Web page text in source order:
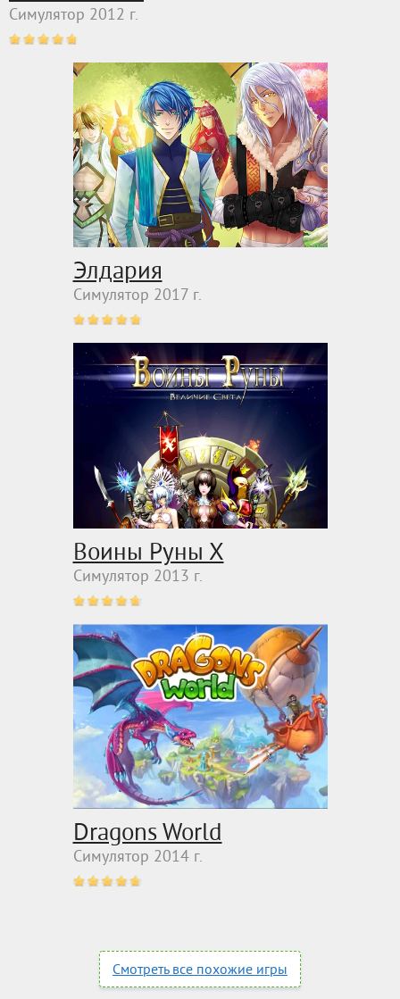
Симулятор 2012 г.
Элдария
Симулятор 2017 г.
Воины Руны Х
Симулятор 2013 г.
Dragons World
Симулятор 2014 г.
Смотреть все похожие игры